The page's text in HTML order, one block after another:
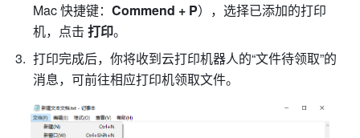
Mac 快捷键：Commend + P），选择已添加的打印
机，点击 打印。
打印完成后，你将收到云打印机器人的“文件待领取”的
消息，可前往相应打印机领取文件。